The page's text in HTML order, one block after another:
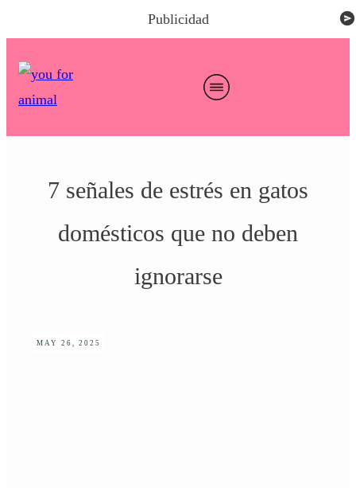
Publicidad
7 señales de estrés en gatos
domésticos que no deben
ignorarse
MAY 26, 2025